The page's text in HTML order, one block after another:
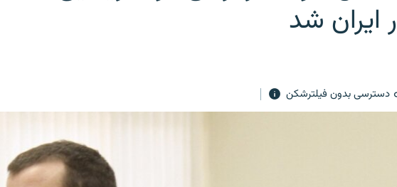
ایران شد
دسترسی بدون فیلترشکن